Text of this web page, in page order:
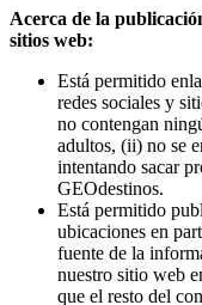
Acerca de la
sitios web:
Está permitido
redes sociales y
no contengan
adultos, (ii) no se
intentando sacar
GEOdestinos.
Está permitido
ubicaciones en
fuente de la
nuestro sitio web
que el resto del